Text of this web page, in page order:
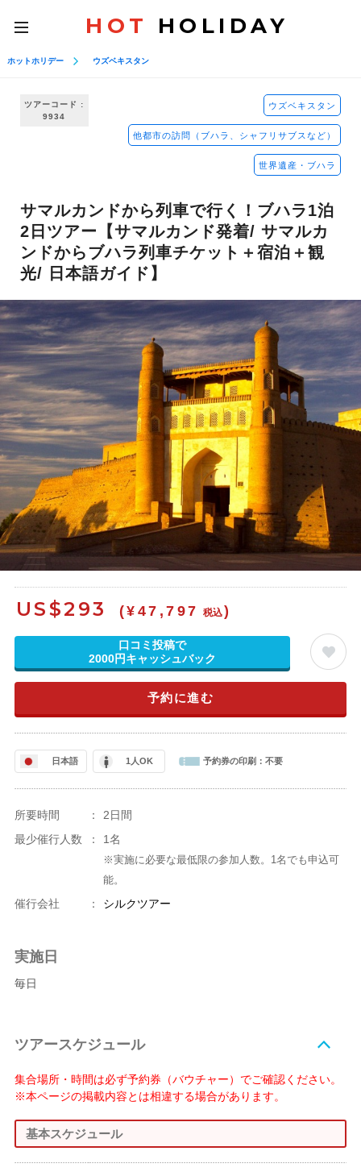
toggle
navigation
HOT HOLIDAY
ホットホリデー ウズベキスタン
ツアーコード :
9934
ウズベキスタン
他都市の訪問（ブハラ、シャフリサブスなど）
世界遺産・ブハラ
サマルカンドから列車で行く！ブハラ1泊
2日ツアー【サマルカンド発着/ サマルカ
ンドからブハラ列車チケット＋宿泊＋観
光/ 日本語ガイド】
US$293 (¥47,797 税込)
口コミ投稿で
2000円キャッシュバック
予約に進む
日本語 1人OK 予約券の印刷： 不要
所要時間 ：
2日間
最少催行人数
： 1名
※実施に必要な最低限の参加人数。1名でも申込可
能。
催行会社 ： シルクツアー
実施日
毎日
ツアースケジュール
集合場所・時間は必ず予約券（バウチャー）でご確認ください。
※本ページの掲載内容とは相違する場合があります。
基本スケジュール